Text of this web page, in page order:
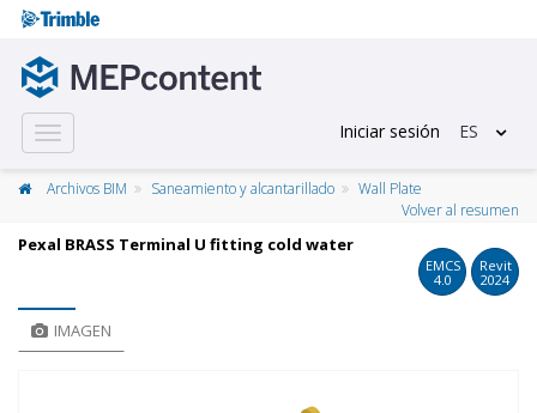
Toggle
navigation
Iniciar sesión ES
Archivos BIM Saneamiento y alcantarillado
Wall Plate
Volver al resumen
Pexal BRASS Terminal U fitting cold water
EMCS
4.0
Revit
2024
IMAGEN